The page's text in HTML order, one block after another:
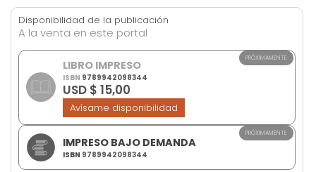
of
the
images
gallery
Disponibilidad de la publicación
A la venta en este portal
IMPRESO BAJO DEMANDA
ISBN 9789942098344
PRÓXIMAMENTE
LIBRO IMPRESO
ISBN 9789942098344
PRÓXIMAMENTE
USD $ 15,00
Avísame disponibilidad